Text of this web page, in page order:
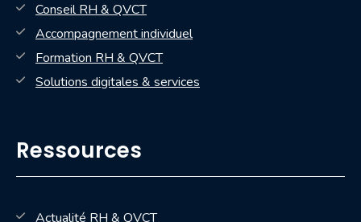
Conseil RH & QVCT
Accompagnement individuel
Formation RH & QVCT
Solutions digitales & services
Ressources
Actualité RH & QVCT